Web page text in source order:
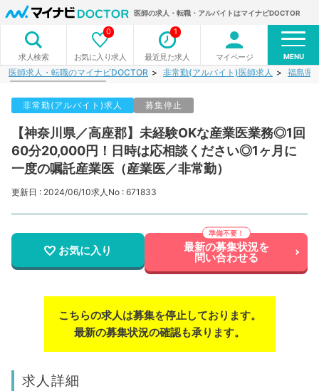
医師の求人・転職・アルバイトはマイナビDOCTOR
求人検索 お気に入り求人
0
最近見た求人
1
マイページ MENU
医師求人・転職のマイナビDOCTOR 非常勤(アルバイト)医師求人 福島県
非常勤(アルバイト)求人 募集停止
【神奈川県／高座郡】未経験OKな産業医業務◎1回
60分20,000円！日時は応相談ください◎1ヶ月に
一度の嘱託産業医（産業医／非常勤）
更新日 : 2024/06/10求人No : 671833
お気に入り 最新の募集状況を
問い合わせる
こちらの求人は募集を停止しております。
最新の募集状況の確認も承ります。
求人詳細